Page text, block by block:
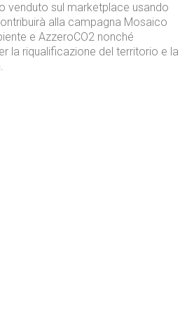
venduto sul marketplace usando
alla campagna Mosaico
e AzzeroCO2 nonché
la riqualificazione del territorio e la